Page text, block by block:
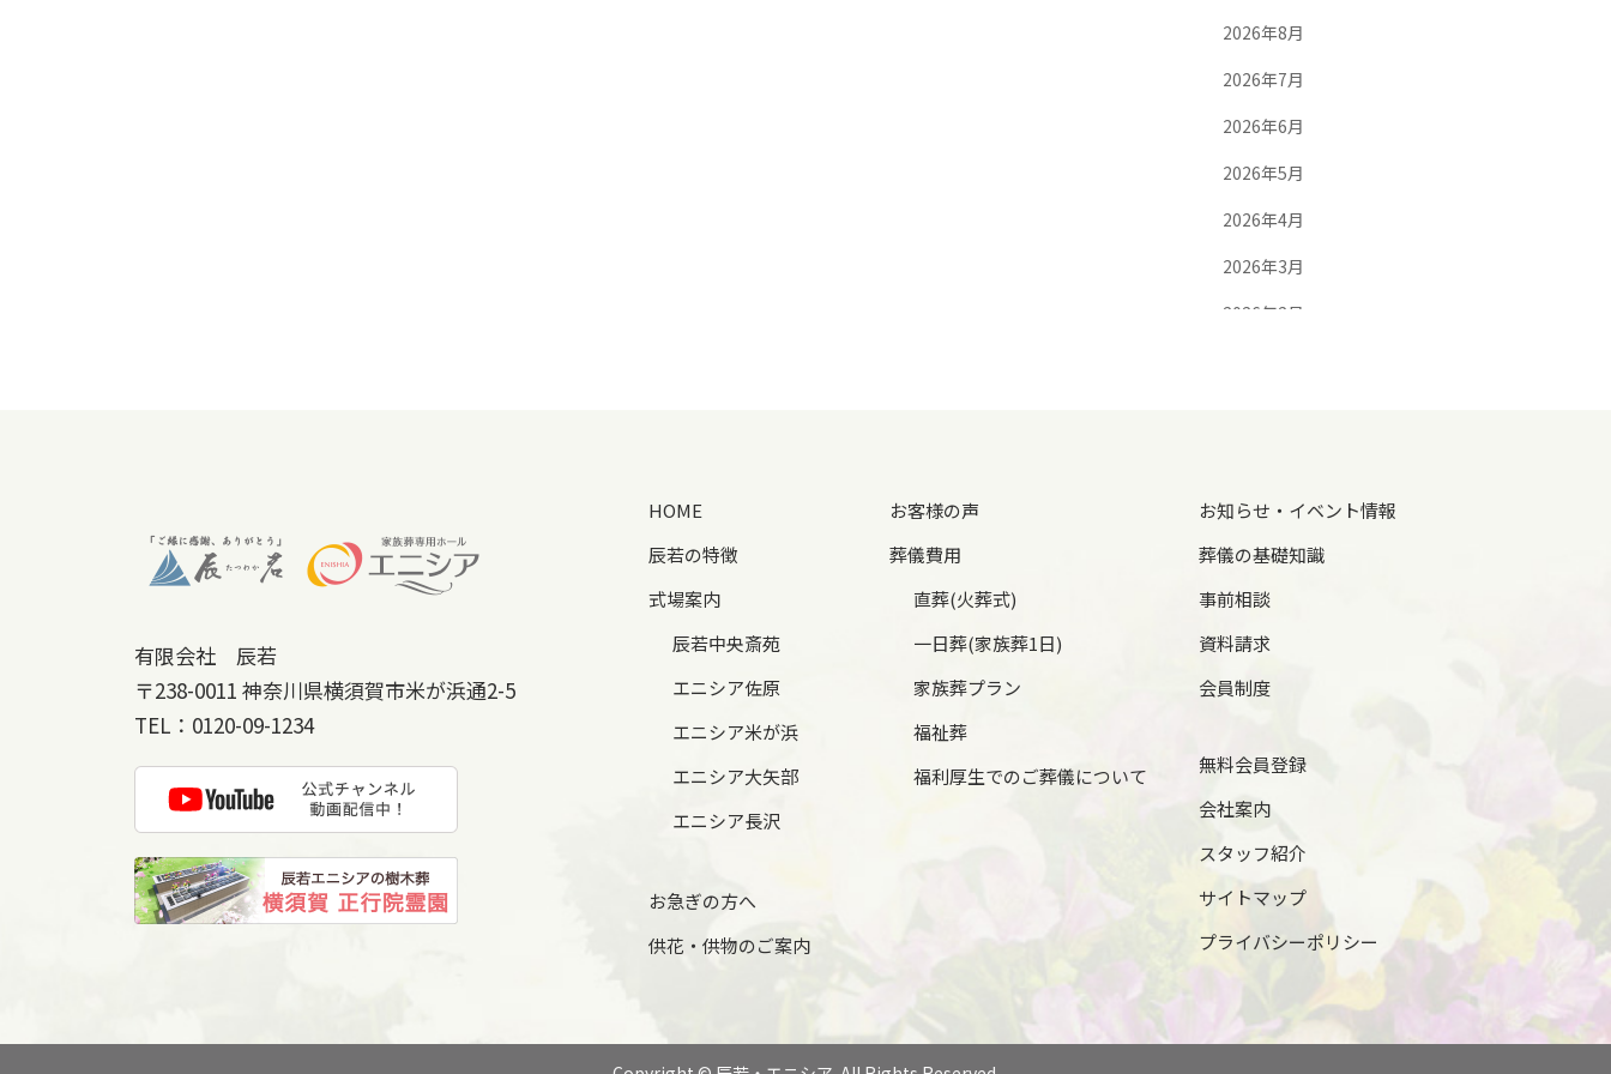
2026年8月
2026年7月
2026年6月
2026年5月
2026年4月
2026年3月
2026年2月
2025年10月
2025年9月
2025年8月
2025年7月
2025年6月
2025年4月
2024年11月
有限会社 辰若
〒238-0011 神奈川県横須賀市米が浜通2-5
TEL： 0120-09-1234
HOME
辰若の特徴
式場案内
辰若中央斎苑
エニシア佐原
エニシア米が浜
エニシア大矢部
エニシア長沢
お急ぎの方へ
供花・供物のご案内
お客様の声
葬儀費用
直葬(火葬式)
一日葬(家族葬1日)
家族葬プラン
福祉葬
福利厚生でのご葬儀について
お知らせ・イベント情報
葬儀の基礎知識
事前相談
資料請求
会員制度
無料会員登録
会社案内
スタッフ紹介
サイトマップ
プライバシーポリシー